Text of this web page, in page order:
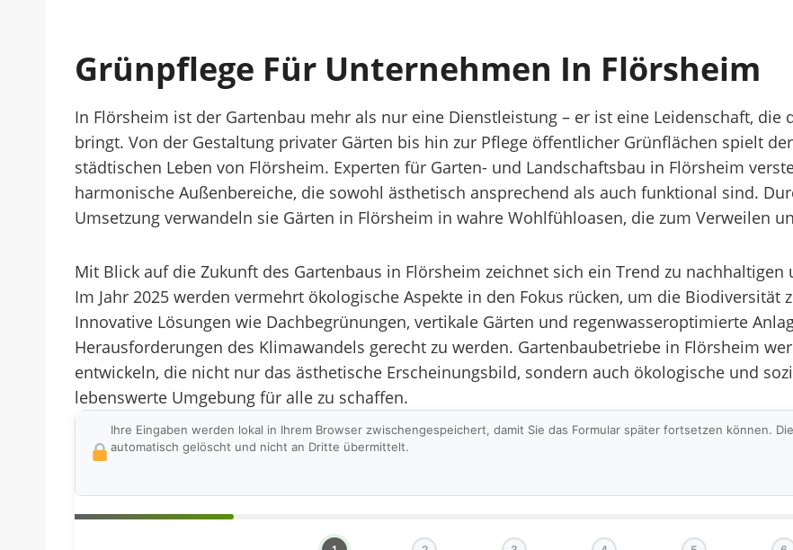
Grünpflege Für Unternehmen In Flörsheim
In Flörsheim ist der Gartenbau mehr als nur eine Dienstleistung – er ist eine Leidenschaft, die
bringt. Von der Gestaltung privater Gärten bis hin zur Pflege öffentlicher Grünflächen spielt
städtischen Leben von Flörsheim. Experten für Garten- und Landschaftsbau in Flörsheim
harmonische Außenbereiche, die sowohl ästhetisch ansprechend als auch funktional sind.
Umsetzung verwandeln sie Gärten in Flörsheim in wahre Wohlfühloasen, die zum Verweilen
Mit Blick auf die Zukunft des Gartenbaus in Flörsheim zeichnet sich ein Trend zu
Im Jahr 2025 werden vermehrt ökologische Aspekte in den Fokus rücken, um die
Innovative Lösungen wie Dachbegrünungen, vertikale Gärten und regenwasseroptimierte
Herausforderungen des Klimawandels gerecht zu werden. Gartenbaubetriebe in Flörsheim
entwickeln, die nicht nur das ästhetische Erscheinungsbild, sondern auch ökologische und
lebenswerte Umgebung für alle zu schaffen.
Ihre Eingaben werden lokal in Ihrem Browser zwischengespeichert, damit Sie das Formular später fortsetzen können.
automatisch gelöscht und nicht an Dritte übermittelt.